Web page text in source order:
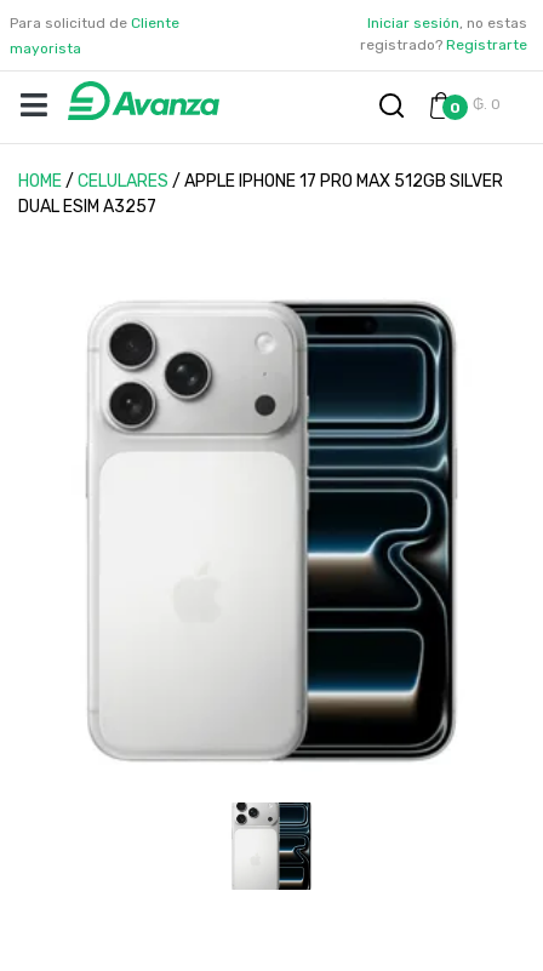
Para solicitud de Cliente
mayorista
Iniciar sesión, no estas
registrado? Registrarte
0 ₲. 0
HOME/ CELULARES / APPLE IPHONE 17 PRO MAX 512GB SILVER
DUAL ESIM A3257